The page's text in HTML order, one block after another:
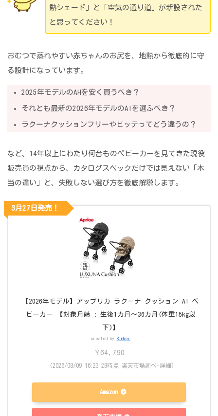
熱シェード」と「空気の通り道」が新設された
と思ってください！
おむつで蒸れやすい赤ちゃんのお尻を、地熱から徹底的に守
る設計になっています。
2025年モデルのAHを安く買うべき？
それとも最新の2026年モデルのAIを選ぶべき？
ラクーナクッションフリーやビッテってどう違うの？
など、14年以上にわたり何台ものベビーカーを見てきた現役
販売員の視点から、カタログスペックだけでは見えない「本
当の違い」と、失敗しない選び方を徹底解説します。
【2026年モデル】アップリカ ラクーナ クッション AI ベ
ビーカー 【対象月齢 : 生後1カ月〜36カ月(体重15kg以
下)】
created by Rinker
¥64,790
(2026/08/09 16:23:28時点 楽天市場調べ-詳細)
Amazon
3月27日発売！